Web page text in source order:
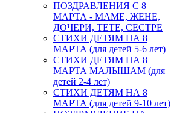
ПОЗДРАВЛЕНИЯ С 8
МАРТА - МАМЕ, ЖЕНЕ,
ДОЧЕРИ, ТЕТЕ, СЕСТРЕ
СТИХИ ДЕТЯМ НА 8
МАРТА (для детей 5-6 лет)
СТИХИ ДЕТЯМ НА 8
МАРТА МАЛЫШАМ (для
детей 2-4 лет)
СТИХИ ДЕТЯМ НА 8
МАРТА (для детей 9-10 лет)